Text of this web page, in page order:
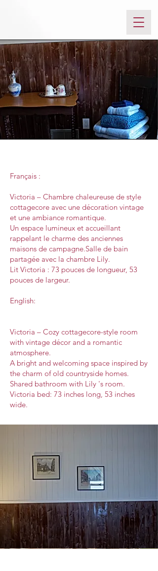
Français :
Victoria – Chambre chaleureuse de style
cottagecore avec une décoration vintage
et une ambiance romantique.
Un espace lumineux et accueillant
rappelant le charme des anciennes
maisons de campagne.Salle de bain
partagée avec la chambre Lily.
Lit Victoria : 73 pouces de longueur, 53
pouces de largeur.
English:
Victoria – Cozy cottagecore-style room
with vintage décor and a romantic
atmosphere.
A bright and welcoming space inspired by
the charm of old countryside homes.
Shared bathroom with Lily 's room.
Victoria bed: 73 inches long, 53 inches
wide.